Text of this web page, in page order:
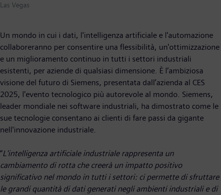
Las Vegas
Un mondo in cui i dati, l'intelligenza artificiale e l'automazione
collaboreranno per consentire una flessibilità, un'ottimizzazione
e un miglioramento continuo in tutti i settori industriali
esistenti, per aziende di qualsiasi dimensione. È l’ambiziosa
visione del futuro di Siemens, presentata dall’azienda al CES
2025, l'evento tecnologico più autorevole al mondo. Siemens,
leader mondiale nei software industriali, ha dimostrato come le
sue tecnologie consentano ai clienti di fare passi da gigante
nell'innovazione industriale.
“L'intelligenza artificiale industriale rappresenta un
cambiamento di rotta che creerà un impatto positivo
significativo nel mondo in tutti i settori: ci permette di sfruttare
le grandi quantità di dati generati negli ambienti industriali e di